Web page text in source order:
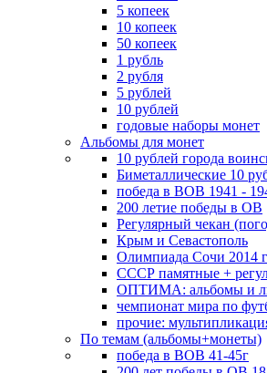
5 копеек
10 копеек
50 копеек
1 рубль
2 рубля
5 рублей
10 рублей
годовые наборы монет
Альбомы для монет
10 рублей города
Биметаллические 10
победа в ВОВ 1941 -
200 летие победы в ОВ
Регулярный чекан
Крым и Севастополь
Олимпиада Сочи 2014
СССР памятные +
ОПТИМА: альбомы и
чемпионат мира по
прочие:
По темам (альбомы+монеты)
победа в ВОВ 41-45г